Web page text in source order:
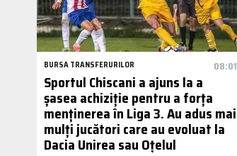
BURSA TRANSFERURILOR 08:01
Sportul Chiscani a ajuns la a
șasea achiziție pentru a forța
menținerea în Liga 3. Au adus mai
mulți jucători care au evoluat la
Dacia Unirea sau Oțelul